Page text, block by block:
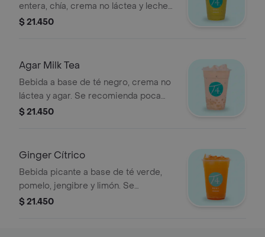
entera, chía, crema no láctea y leche
condensada. Se recomienda con
$ 21.450
Agar Milk Tea
Bebida a base de té negro, crema no
láctea y agar. Se recomienda poca
azúcar.
$ 21.450
Ginger Cítrico
Bebida picante a base de té verde,
pomelo, jengibre y limón. Se
recomienda sin azúcar.
$ 21.450